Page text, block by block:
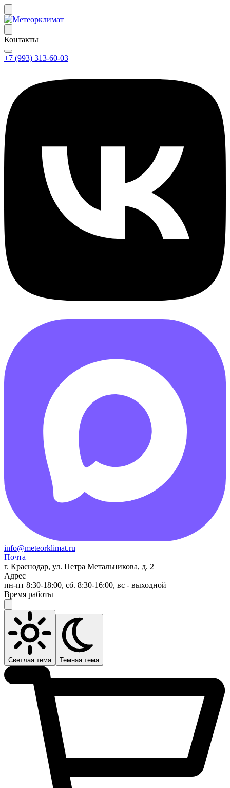
Контакты
+7 (993) 313-60-03
info@meteorklimat.ru
Почта
г. Краснодар, ул. Петра Метальникова, д. 2
Адрес
пн-пт 8:30-18:00, сб. 8:30-16:00, вс - выходной
Время работы
Светлая тема Темная тема